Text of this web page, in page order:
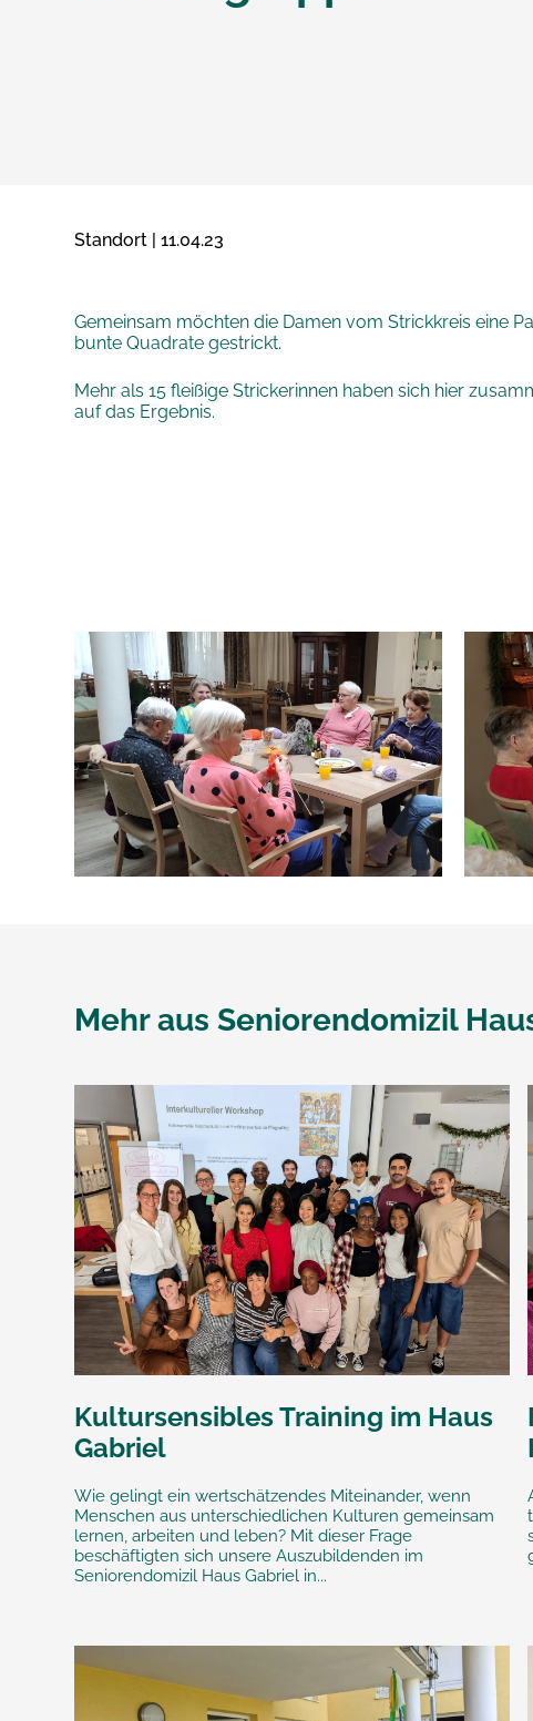
Standort | 11.04.23
Gemeinsam möchten die Damen vom Strickkreis eine
bunte Quadrate gestrickt.
Mehr als 15 fleißige Strickerinnen haben sich hier
auf das Ergebnis.
Mehr ausSeniorendomizil
Kultursensibles Training im Haus
Gabriel
Wie gelingt ein wertschätzendes Miteinander, wenn
Menschen aus unterschiedlichen Kulturen gemeinsam
lernen, arbeiten und leben? Mit dieser Frage
beschäftigten sich unsere Auszubildenden im
Seniorendomizil Haus Gabriel in...